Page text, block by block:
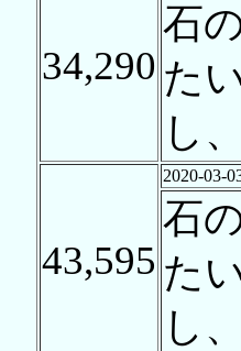
34,290
石
た
し
43,595
2020-03-
石
た
し